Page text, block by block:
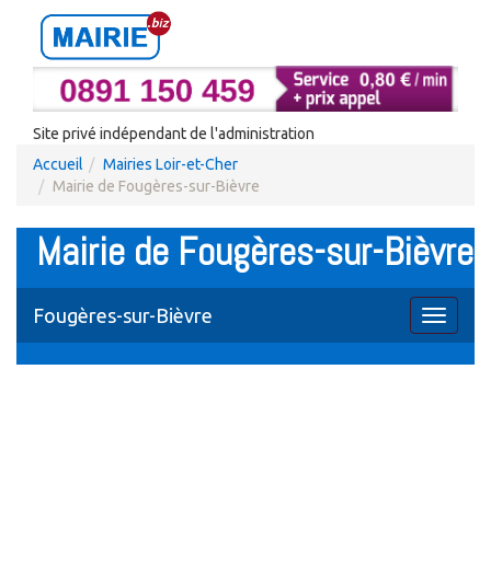
Site privé indépendant de l'administration
Accueil
Mairies Loir-et-Cher
Mairie de Fougères-sur-Bièvre
Mairie de Fougères-sur-Bièvre
Toggle
Fougères-sur-Bièvre